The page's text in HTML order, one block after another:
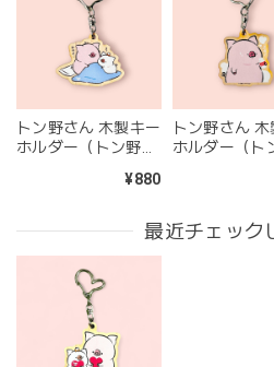
トン野さん 木製キー
ホルダー（トン野さ
¥880
トン野さん
ホルダー（ト
最近チェック